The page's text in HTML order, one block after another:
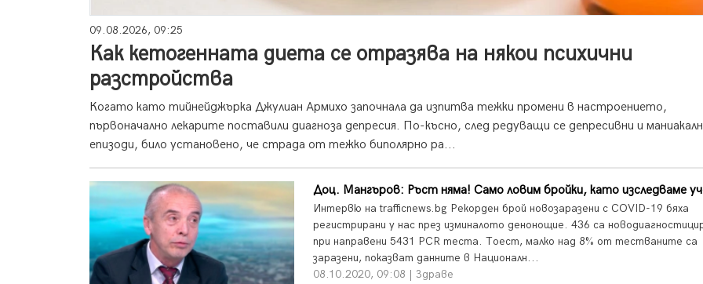
09.08.2026, 09:25
Как кетогенната диета се отразява на някои психични
разстройства
Когато като тийнейджърка Джулиан Армихо започнала да изпитва тежки промени в настроението,
първоначално лекарите поставили диагноза депресия. По-късно, след редуващи се депресивни и
епизоди, било установено, че страда от тежко биполярно ра...
Доц. Мангъров: Ръст няма! Само ловим бройки, като изследваме
Интервю на trafficnews.bg Рекорден брой новозаразени с COVID-19 бяха
регистрирани у нас през изминалото денонощие. 436 са
при направени 5431 PCR теста. Тоест, малко над 8% от тестваните са
заразени, показват данните в Националн...
08.10.2020, 09:08 | Здраве